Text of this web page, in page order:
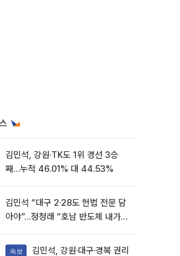
김민석, 강원·TK도 1위 경선 3승
째…누적 46.01% 대 44.53%
김민석 “대구 2·28도 헌법 전문 담
아야”…정청래 “호남 반도체 내가
속보